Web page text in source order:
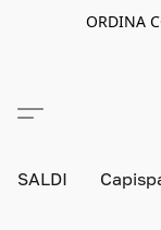
ORDINA
SALDI